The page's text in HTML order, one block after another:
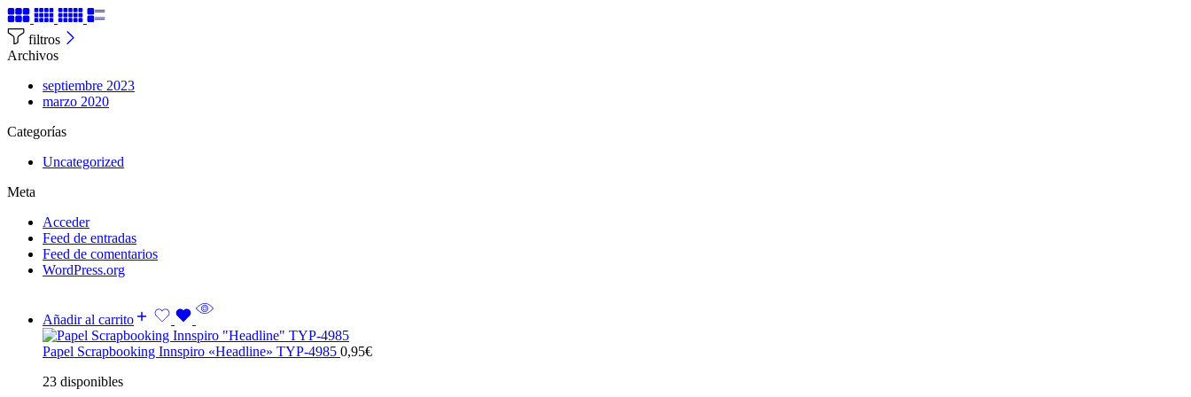
filtros
Archivos
septiembre 2023
marzo 2020
Categorías
Uncategorized
Meta
Acceder
Feed de entradas
Feed de comentarios
WordPress.org
Añadir al carrito
Papel Scrapbooking Innspiro «Headline» TYP-4985 0,95€
23 disponibles